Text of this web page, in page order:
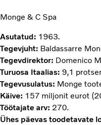
Monge & C Spa
Asutatud: 1963.
Tegevjuht: Baldassarre
Tegevdirektor: Domenico
Turuosa Itaalias: 9,1
Tegevusulatus: Monge
Käive: 157 miljonit eurot
Töötajate arv: 270.
Ühes päevas toodetavate